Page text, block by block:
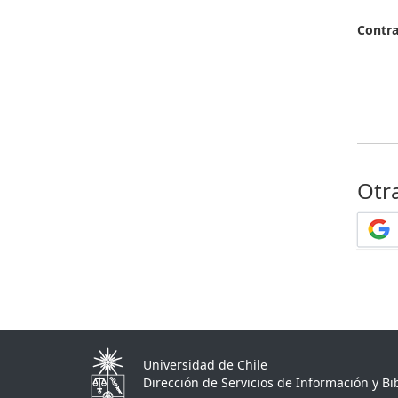
Universidad de Chile
Dirección de Servicios de Información y